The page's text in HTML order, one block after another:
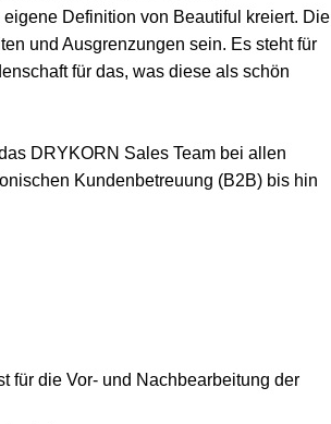
Definition von Beautiful kreiert. Die
und Ausgrenzungen sein. Es steht für
für das, was diese als schön
DRYKORN Sales Team bei allen
Kundenbetreuung (B2B) bis hin
für die Vor- und Nachbearbeitung der